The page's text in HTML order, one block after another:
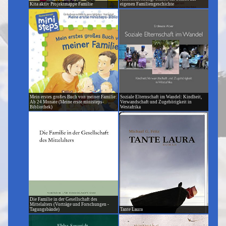
Kita aktiv Projektmappe Familie
eigenen Familiengeschichte
Mein erstes großes Buch von meiner Familie:
Ab 24 Monate (Meine erste ministeps-
Bibliothek)
Soziale Elternschaft im Wandel: Kindheit,
Verwandschaft und Zugehörigkeit in
Westafrika
Die Familie in der Gesellschaft des
Mittelalters (Vorträge und Forschungen -
Tagungsbände)
Tante Laura